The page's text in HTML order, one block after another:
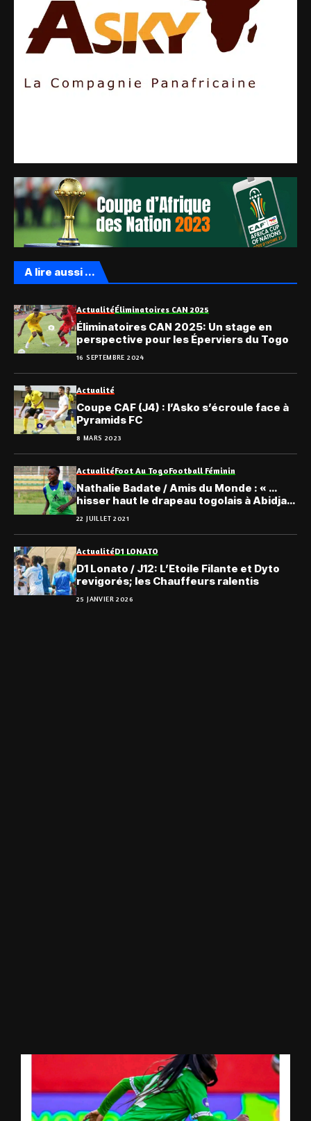
A lire aussi ...
ActualitéÉliminatoires CAN 2025
Éliminatoires CAN 2025: Un stage en
perspective pour les Éperviers du Togo
16 SEPTEMBRE 2024
Actualité
Coupe CAF (J4) : l’Asko s’écroule face à
Pyramids FC
8 MARS 2023
ActualitéFoot Au TogoFootball Féminin
Nathalie Badate / Amis du Monde : « …
hisser haut le drapeau togolais à Abidjan
22 JUILLET 2021
ActualitéD1 LONATO
D1 Lonato / J12: L’Etoile Filante et Dyto
revigorés; les Chauffeurs ralentis
25 JANVIER 2026